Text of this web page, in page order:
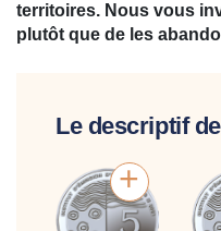
territoires. Nous vous
plutôt que de les
Le descriptif
+